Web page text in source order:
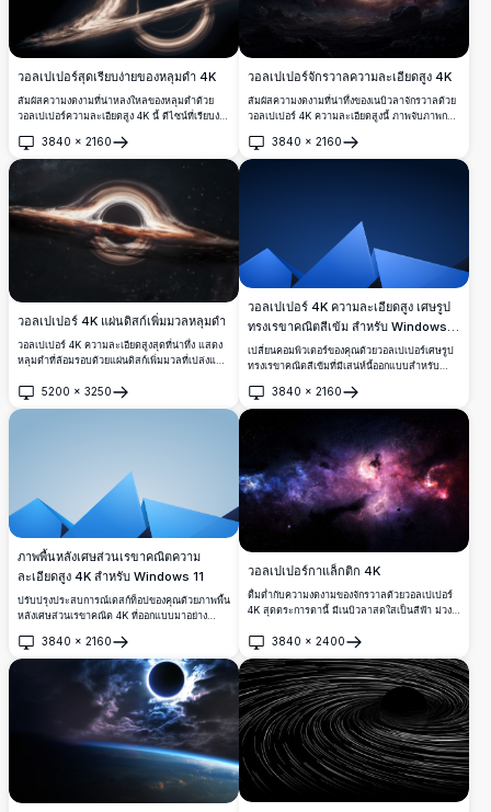
วอลเปเปอร์สุดเรียบง่ายของหลุมดำ 4K
สัมผัสความงดงามที่น่าหลงใหลของหลุมดำด้วย
วอลเปเปอร์ความละเอียดสูง 4K นี้ ดีไซน์ที่เรียบง่าย
อย่างลงตัว เหมาะสำหรับผู้ที่ชื่นชอบอวกาศและทุก
คนที่ต้องการเพิ่มสัมผัสแห่งความงดงามของ
3840 × 2160
เปิด
วอลเปเปอร์จักรวาลความละเอียดสูง 4K
สัมผัสความงดงามที่น่าทึ่งของเนบิวลาจักรวาลด้วย
วอลเปเปอร์ 4K ความละเอียดสูงนี้ ภาพจับภาพกา
ซ้อน เหมาะสำหรับคนรักอวกาศและพื้นหลังเด
สก์ท็อป พื้นหลังสีเข้มตรงข้ามกับร่างกายท้องฟ้าส่อง
3840 × 2160
เปิด
วอลเปเปอร์ 4K แผ่นดิสก์เพิ่มมวลหลุมดำ
วอลเปเปอร์ 4K ความละเอียดสูงสุดที่น่าทึ่ง แสดง
หลุมดำที่ล้อมรอบด้วยแผ่นดิสก์เพิ่มมวลที่เปล่งแสง
หลงใหลของจักรวาลบนพื้นหลังดาวนับล้าน นำ
ความลึกลับของอวกาศลึกมาสู่เดสก์ท็อปของคุณ
5200 × 3250
เปิด
วอลเปเปอร์ 4K ความละเอียดสูง เศษรูป
ทรงเรขาคณิตสีเข้ม สำหรับ Windows
11
เปลี่ยนคอมพิวเตอร์ของคุณด้วยวอลเปเปอร์เศษรูป
ทรงเรขาคณิตสีเข้มที่มีเสน่ห์นี้ออกแบบสำหรับ
น่าทึ่งเรียงตามพื้นหลังเกรเดียนต์สีน้ำเงินเข้ม
วอลเปเปอร์ 4K นี้เพิ่มสัมผัสที่เพรียวบางและทัน
สมัยให้กับหน้าจอของคุณ เหมาะสำหรับมืออาชีพ
และผู้ที่ชื่นชอบการออกแบบที่ชื่นชมความงดงาม
แบบมินิมอล
3840 × 2160
เปิด
ภาพพื้นหลังเศษส่วนเรขาคณิตความ
ละเอียดสูง 4K สำหรับ Windows 11
ปรับปรุงประสบการณ์เดสก์ท็อปของคุณด้วยภาพพื้น
หลังเศษส่วนเรขาคณิต 4K ที่ออกแบบมาอย่าง
สวยงามที่จัดเรียงในสไตล์โมเดิร์นมินิมอลลิสต์บน
พื้นหลังเกรเดียนนุ่ม ภาพความละเอียดสูงนี้มอบ
ความรู้สึกทันสมัยให้กับหน้าจอของคุณ เหมาะ
สำหรับมืออาชีพและผู้ที่หลงใหลในการออกแบบ มัน
เพิ่มความหรูหราและซับซ้อนให้กับพื้นที่ทำงานใด ๆ
3840 × 2160
เปิด
วอลเปเปอร์กาแล็กติก 4K
ดื่มด่ำกับความงดงามของจักรวาลด้วยวอลเปเปอร์
4K สุดตระการตานี้ มีเนบิวลาสดใสเป็นสีฟ้า ม่วง
ลึกลับของอวกาศได้อย่างลงตัว เหมาะสำหรับพื้น
หลังบนเดสก์ท็อปหรือมือถือ
3840 × 2400
เปิด